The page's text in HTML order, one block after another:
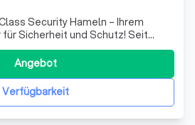
Security Hameln – Ihrem
Sicherheit und Schutz! Seit
2002 durch Oliver D. Robertson
sowohl gewerbliche als
und Europa
Unser Leist
Verfügbarkeit
Angebot